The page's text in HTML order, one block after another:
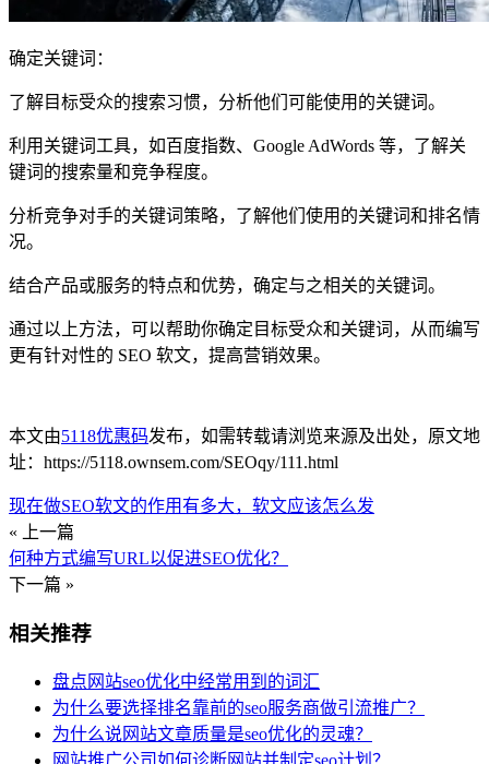
确定关键词：
了解目标受众的搜索习惯，分析他们可能使用的关键词。
利用关键词工具，如百度指数、Google AdWords 等，了解关
键词的搜索量和竞争程度。
分析竞争对手的关键词策略，了解他们使用的关键词和排名情
况。
结合产品或服务的特点和优势，确定与之相关的关键词。
通过以上方法，可以帮助你确定目标受众和关键词，从而编写
更有针对性的 SEO 软文，提高营销效果。
本文由5118优惠码发布，如需转载请浏览来源及出处，原文地
址：https://5118.ownsem.com/SEOqy/111.html
现在做SEO软文的作用有多大，软文应该怎么发
« 上一篇
何种方式编写URL以促进SEO优化？
下一篇 »
相关推荐
盘点网站seo优化中经常用到的词汇
为什么要选择排名靠前的seo服务商做引流推广？
为什么说网站文章质量是seo优化的灵魂？
网站推广公司如何诊断网站并制定seo计划？